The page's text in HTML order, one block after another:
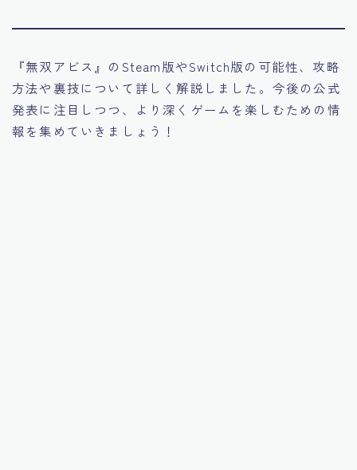
『無双アビス』のSteam版やSwitch版の可能性、攻略
方法や裏技について詳しく解説しました。今後の公式
発表に注目しつつ、より深くゲームを楽しむための情
報を集めていきましょう！